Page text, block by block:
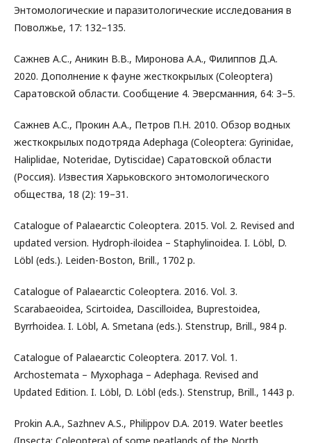
Энтомологические и паразитологические исследования в
Поволжье, 17: 132–135.
Сажнев А.С., Аникин В.В., Миронова А.А., Филиппов Д.А.
2020. Дополнение к фауне жесткокрылых (Coleoptera)
Саратовской области. Сообщение 4. Эверсманния, 64: 3–5.
Сажнев А.С., Прокин А.А., Петров П.Н. 2010. Обзор водных
жесткокрылых подотряда Adephaga (Coleoptera: Gyrinidae,
Haliplidae, Noteridae, Dytiscidae) Саратовской области
(Россия). Известия Харьковского энтомологического
общества, 18 (2): 19–31.
Catalogue of Palaearctic Coleoptera. 2015. Vol. 2. Revised and
updated version. Hydroph-iloidea – Staphylinoidea. I. Löbl, D.
Löbl (eds.). Leiden-Boston, Brill., 1702 p.
Catalogue of Palaearctic Coleoptera. 2016. Vol. 3.
Scarabaeoidea, Scirtoidea, Dascilloidea, Buprestoidea,
Byrrhoidea. I. Löbl, A. Smetana (eds.). Stenstrup, Brill., 984 p.
Catalogue of Palaearctic Coleoptera. 2017. Vol. 1.
Archostemata – Myxophaga – Adephaga. Revised and
Updated Edition. I. Löbl, D. Löbl (eds.). Stenstrup, Brill., 1443 p.
Prokin A.A., Sazhnev A.S., Philippov D.A. 2019. Water beetles